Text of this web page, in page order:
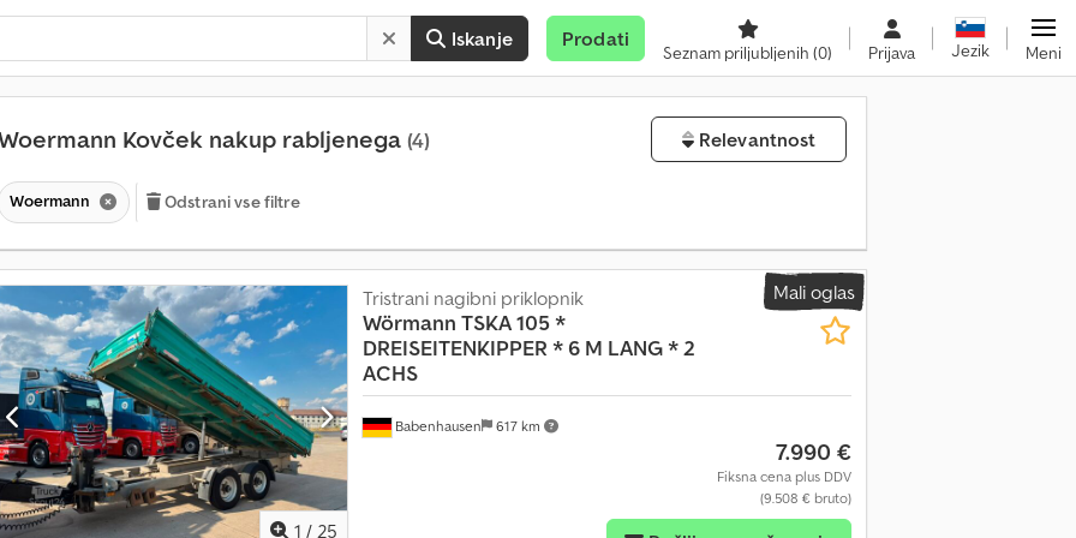
Iskanje Prodati
Seznam priljubljenih (0) Prijava Jezik Meni
Kovček nakup rabljenega (4) Relevantnost
Woermann Odstrani vse filtre
Mali oglas
1 / 25
Babenhausen 617 km
Tristrani nagibni priklopnik
Wörmann TSKA 105 *
DREISEITENKIPPER * 6 M LANG * 2
ACHS
7.990 €
Fiksna cena plus DDV
(9.508 € bruto)